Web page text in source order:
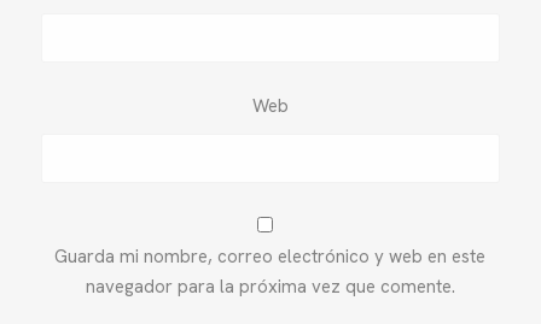
Web
Guarda mi nombre, correo electrónico y web en este
navegador para la próxima vez que comente.